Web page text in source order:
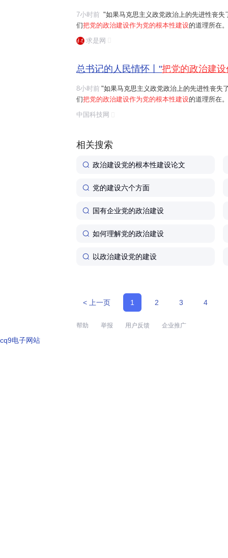
7小时前
们把党的政治建设作为党的根本性建设的道理所在。"习近
任务是保证全党服从中央,坚持党中央权威和集中统
求是网
总书记的人民情怀丨"把党的政治建
8小时前 "如果马克思主义政党政治上的先进性丧失
们把党的政治建设作为党的根本性建设的道理所在
任务是保证全党服从中央,坚持党中央权威和集中
中国科技网
相关搜索
政治建设党的根本性建设论文
党的建设六个方面
国有企业党的政治建设
如何理解党的政治建设
以政治建设党的建设
< 上一页 1 2 3 4
帮助 举报 用户反馈 企业推广
cq9电子网站